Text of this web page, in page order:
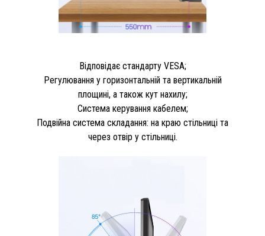
Відповідає стандарту VESA;
Регулювання у горизонтальній та вертикальній
площині, а також кут нахилу;
Система керування кабелем;
Подвійна система складання: на краю стільниці та
через отвір у стільниці.